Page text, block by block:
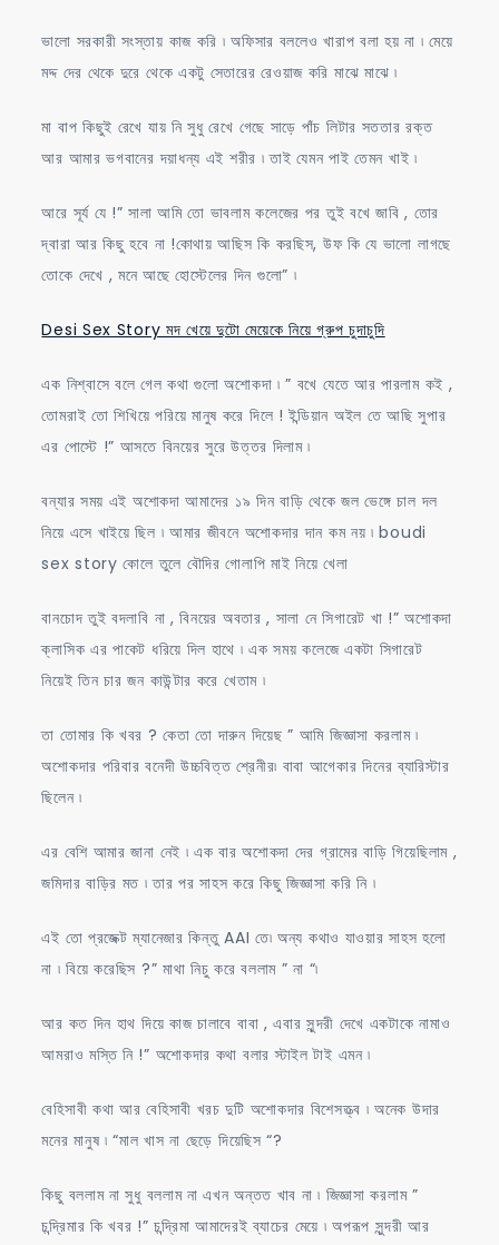
ভালো সরকারী সংস্তায় কাজ করি ৷ অফিসার বললেও খারাপ বলা হয় না ৷ মেয়ে
মদ্দ দের থেকে দুরে থেকে একটু সেতারের রেওয়াজ করি মাঝে মাঝে ৷
মা বাপ কিছুই রেখে যায় নি সুধু রেখে গেছে সাড়ে পাঁচ লিটার সততার রক্ত
আর আমার ভগবানের দয়াধন্য এই শরীর ৷ তাই যেমন পাই তেমন খাই ৷
আরে সূর্য যে !” সালা আমি তো ভাবলাম কলেজের পর তুই বখে জাবি , তোর
দ্বারা আর কিছু হবে না !কোথায় আছিস কি করছিস, উফ কি যে ভালো লাগছে
তোকে দেখে , মনে আছে হোস্টেলের দিন গুলো” ৷
Desi Sex Story মদ খেয়ে দুটো মেয়েকে নিয়ে গ্রুপ চুদাচুদি
এক নিশ্বাসে বলে গেল কথা গুলো অশোকদা ৷ ” বখে যেতে আর পারলাম কই ,
তোমরাই তো শিখিয়ে পরিয়ে মানুষ করে দিলে ! ইন্ডিয়ান অইল তে আছি সুপার
এর পোস্টে !” আসতে বিনয়ের সুরে উত্তর দিলাম ৷
বন্যার সময় এই অশোকদা আমাদের ১৯ দিন বাড়ি থেকে জল ভেঙ্গে চাল দল
নিয়ে এসে খাইয়ে ছিল ৷ আমার জীবনে অশোকদার দান কম নয় ৷ boudi
sex story কোলে তুলে বৌদির গোলাপি মাই নিয়ে খেলা
বানচোদ তুই বদলাবি না , বিনয়ের অবতার , সালা নে সিগারেট খা !” অশোকদা
ক্লাসিক এর পাকেট ধরিয়ে দিল হাথে ৷ এক সময় কলেজে একটা সিগারেট
নিয়েই তিন চার জন কাউন্টার করে খেতাম ৷
তা তোমার কি খবর ? কেতা তো দারুন দিয়েছ ” আমি জিজ্ঞাসা করলাম ৷
অশোকদার পরিবার বনেদী উচ্চবিত্ত শ্রেনীর৷ বাবা আগেকার দিনের ব্যারিস্টার
ছিলেন ৷
এর বেশি আমার জানা নেই ৷ এক বার অশোকদা দের গ্রামের বাড়ি গিয়েছিলাম ,
জমিদার বাড়ির মত ৷ তার পর সাহস করে কিছু জিজ্ঞাসা করি নি ৷
এই তো প্রজেক্ট ম্যানেজার কিন্তু AAI তে৷ অন্য কথাও যাওয়ার সাহস হলো
না ৷ বিয়ে করেছিস ?” মাথা নিচু করে বললাম ” না “৷
আর কত দিন হাথ দিয়ে কাজ চালাবে বাবা , এবার সুন্দরী দেখে একটাকে নামাও
আমরাও মস্তি নি !” অশোকদার কথা বলার স্টাইল টাই এমন ৷
বেহিসাবী কথা আর বেহিসাবী খরচ দুটি অশোকদার বিশেসত্ত্ব ৷ অনেক উদার
মনের মানুষ ৷ “মাল খাস না ছেড়ে দিয়েছিস “?
কিছু বললাম না সুধু বললাম না এখন অন্তত খাব না ৷ জিজ্ঞাসা করলাম ”
চন্দ্রিমার কি খবর !” চন্দ্রিমা আমাদেরই ব্যাচের মেয়ে ৷ অপরূপ সুন্দরী আর